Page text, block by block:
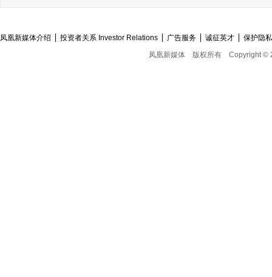
凤凰新媒体介绍 投资者关系 Investor Relations 广告服务 诚征英才
保护隐
凤凰新媒体
版权所有 Copyright ©